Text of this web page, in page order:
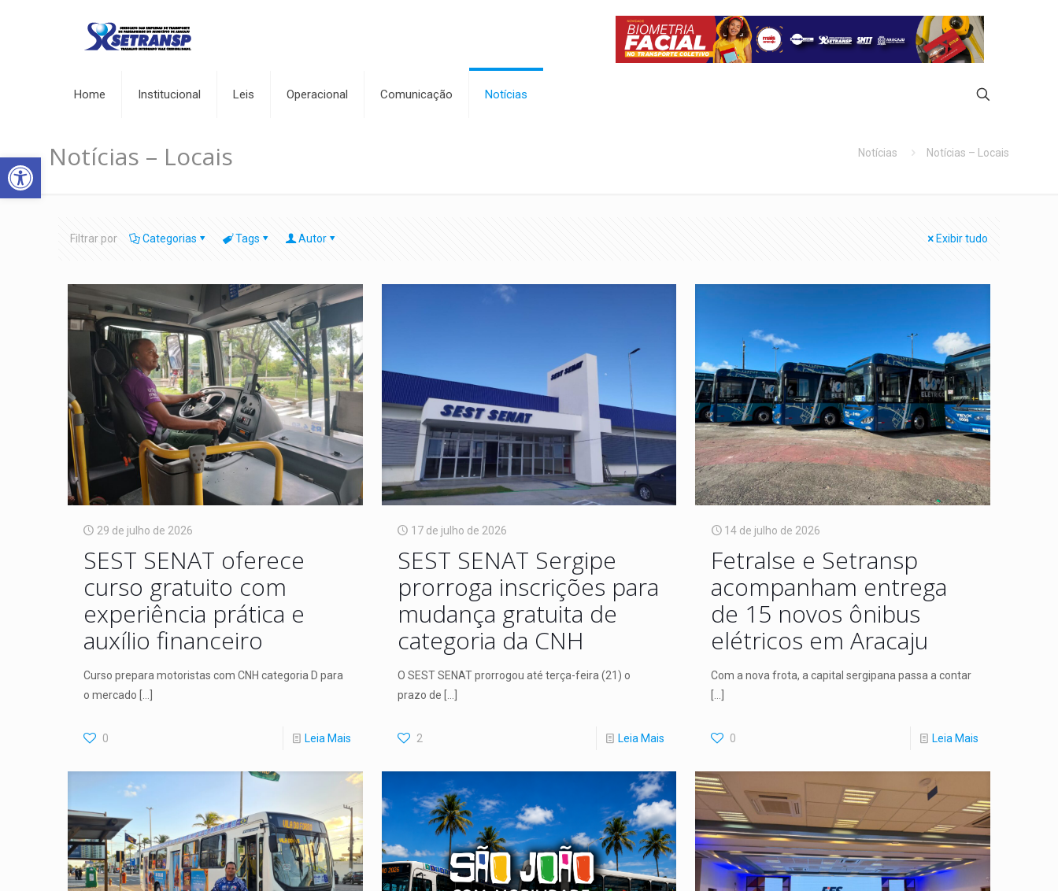
Abrir a barra de ferramentas
Home Institucional Leis Operacional Comunicação Notícias
Notícias – Locais Notícias Notícias – Locais
Filtrar por Categorias Tags Autor Exibir tudo
29 de julho de 2026
SEST SENAT oferece
curso gratuito com
experiência prática e
auxílio financeiro
Curso prepara motoristas com CNH categoria D para
o mercado
0 Leia Mais
17 de julho de 2026
SEST SENAT Sergipe
prorroga inscrições para
mudança gratuita de
categoria da CNH
O SEST SENAT prorrogou até terça-feira (21) o
prazo de
2 Leia Mais
14 de julho de 2026
Fetralse e Setransp
acompanham entrega
de 15 novos ônibus
elétricos em Aracaju
Com a nova frota, a capital sergipana passa a contar
0 Leia Mais